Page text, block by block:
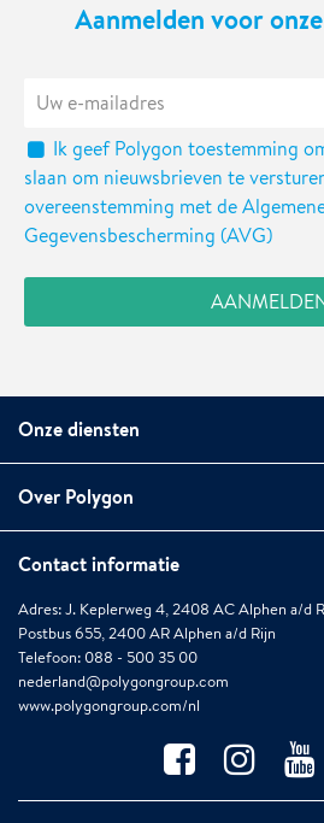
Aanmelden voor
Ik geef Polygon toestemming
slaan om nieuwsbrieven te
overeenstemming met de
Gegevensbescherming (AVG)
Onze diensten
Over Polygon
Contact informatie
Adres: J. Keplerweg 4, 2408 AC Alphen a/d
Postbus 655, 2400 AR Alphen a/d Rijn
Telefoon: 088 - 500 35 00
nederland@polygongroup.com
www.polygongroup.com/nl